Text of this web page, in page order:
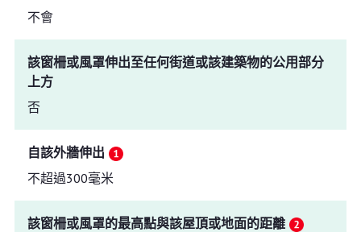
不會
該窗柵或風罩伸出至任何街道或該建築物的公用部分
上方
否
自該外牆伸出
不超過300毫米
該窗柵或風罩的最高點與該屋頂或地面的距離